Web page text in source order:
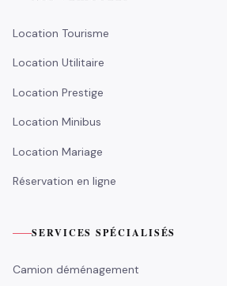
Location Tourisme
Location Utilitaire
Location Prestige
Location Minibus
Location Mariage
Réservation en ligne
SERVICES SPÉCIALISÉS
Camion déménagement